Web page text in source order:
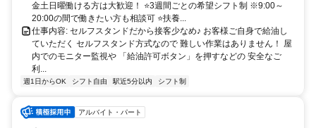
金土日曜働ける方は大歓迎！ ⭐3週間ごとの希望シフト制 ※9:00～
20:00の間で働きたい方も相談可 ⭐扶養...
仕事内容: セルフスタンドだから接客少なめ♪ お客様ご自身で給油し
ていただく セルフスタンド方式なので 難しい作業はありません！ 屋
内でのモニター監視や 「給油許可ボタン」を押すなどの 安全なご
利...
週1日からOK シフト自由 駅近5分以内 シフト制
アルバイト・パート